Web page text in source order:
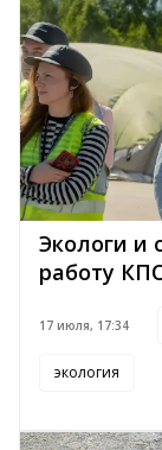
Экологи и
работу
17 июля, 17:34
экология